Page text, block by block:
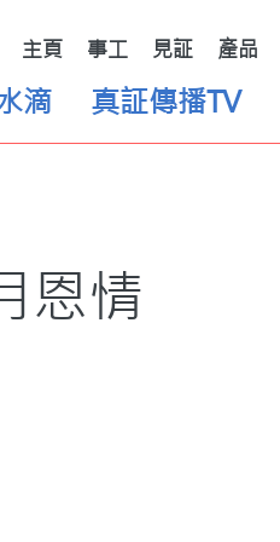
主頁 事工 見証 產品
滴 真証傳播TV
恩情